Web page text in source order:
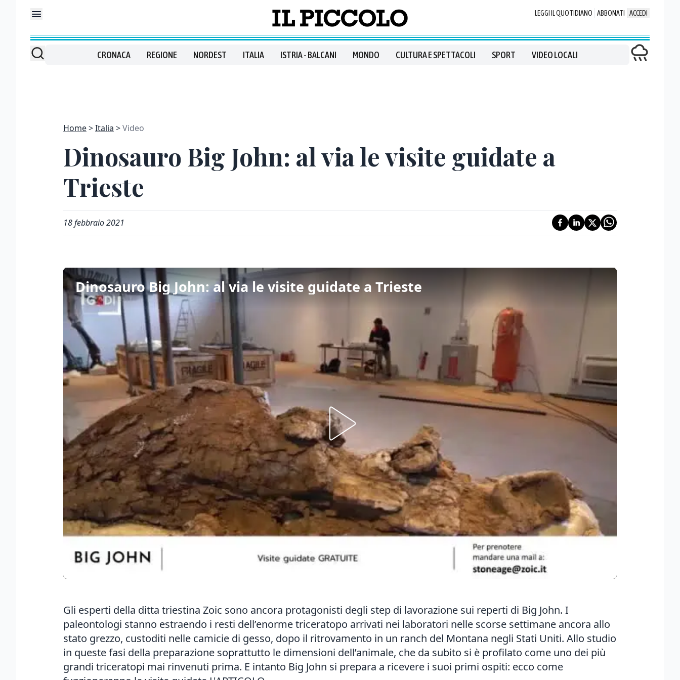
LEGGI IL QUOTIDIANO ABBONATI ACCEDI
CRONACA REGIONE NORDEST ITALIA ISTRIA - BALCANI MONDO CULTURA E SPETTACOLI SPORT VIDEO LOCALI
Home Italia Video
Dinosauro Big John: al via le visite guidate a
Trieste
18 febbraio 2021
Dinosauro Big John: al via le visite guidate a Trieste
Gli esperti della ditta triestina Zoic sono ancora protagonisti degli step di lavorazione sui reperti di Big John. I
paleontologi stanno estraendo i resti dell’enorme triceratopo arrivati nei laboratori nelle scorse settimane ancora allo
stato grezzo, custoditi nelle camicie di gesso, dopo il ritrovamento in un ranch del Montana negli Stati Uniti. Allo studio
in queste fasi della preparazione soprattutto le dimensioni dell’animale, che da subito si è profilato come uno dei più
grandi triceratopi mai rinvenuti prima. E intanto Big John si prepara a ricevere i suoi primi ospiti: ecco come